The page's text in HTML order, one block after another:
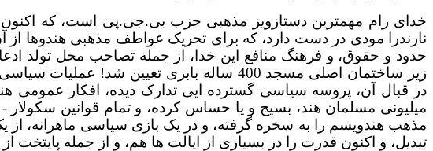
خدای رام مهمترین دستازویز مذهبی حزب بی.جی.پی است، که
نارندرا مودی در دست دارد، که برای تحریک عواطف مذهبی هندوها از آن
حدود و حقوق، و فرهنگ منافع این خدا، از جمله تصاحب محل تولد
زیر ساختمان اصلی مسجد 400 ساله بابری تعیین
میلیونی مسلمان هند، بسیج و یا حساس کرده، و تمام قوانین
مذهب هندویسم را به سخره گرفته، و در یک بازی سیاسی ماهرانه،
تبدیل، و اکنون قدرت را در بسیاری از ایالت ها هم، و از جمله پایتخت